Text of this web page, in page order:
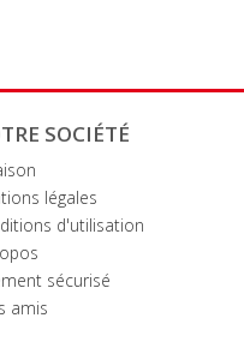
SOCIÉTÉ
légales
d'utilisation
sécurisé
amis